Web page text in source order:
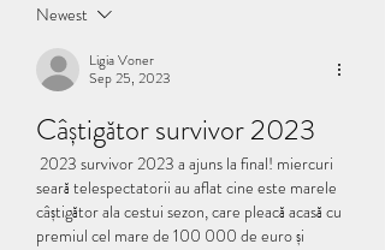
Newest
Ligia Voner
Sep 25, 2023
Câștigător survivor 2023
seară telespectatorii au aflat cine este marele
câștigător ala cestui sezon, care pleacă acasă cu
premiul cel mare de 100 000 de euro și